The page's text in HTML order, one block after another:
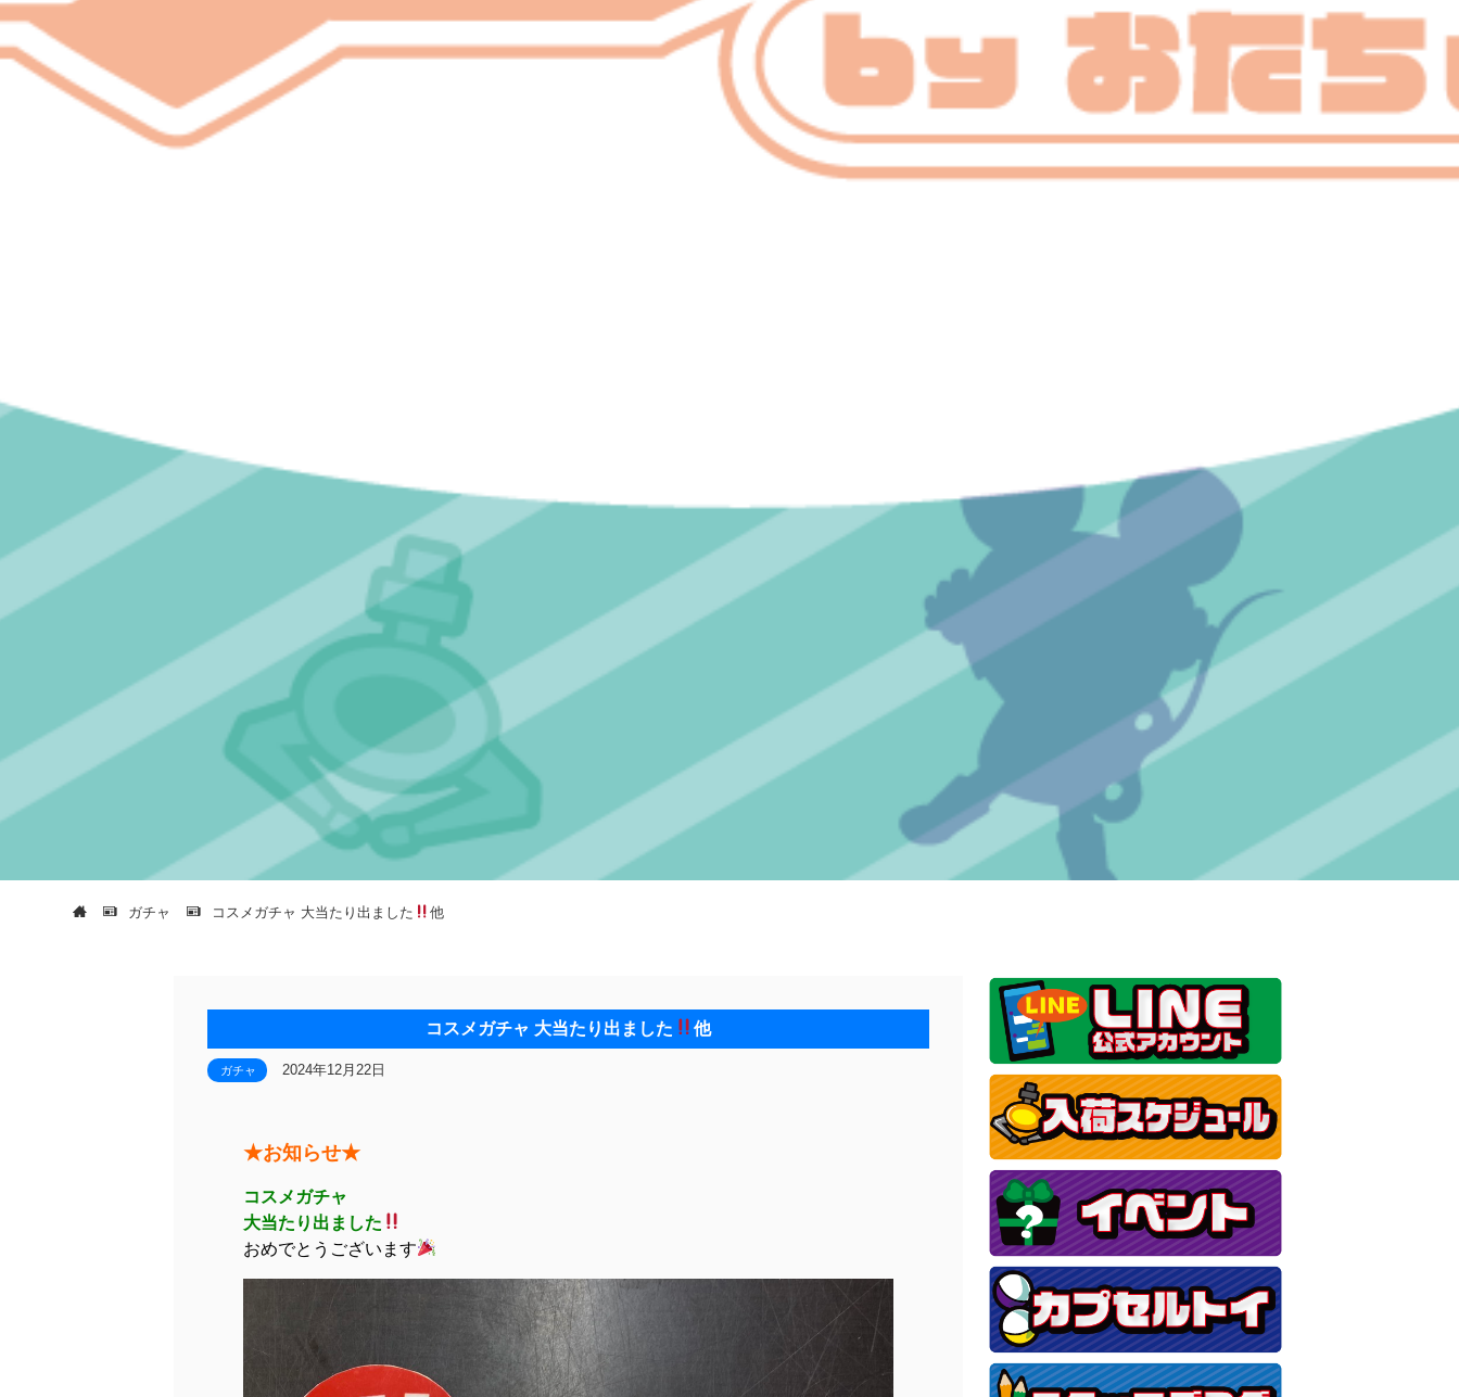
ガチャ コスメガチャ 大当たり出ました 他
コスメガチャ 大当たり出ました 他
ガチャ 2024年12月22日
★お知らせ★
コスメガチャ
大当たり出ました
おめでとうございます